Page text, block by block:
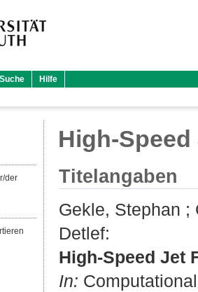
Suche Hilfe
der
High-
Titelangaben
Gekle, Stephan ;
Detlef:
High-Speed Jet
In: